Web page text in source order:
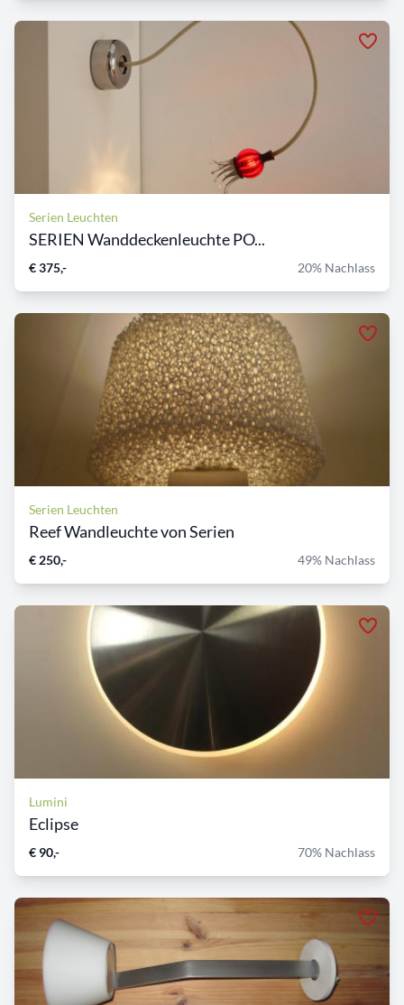
Serien Leuchten
SERIEN Wanddeckenleuchte PO...
€ 375,- 20% Nachlass
Serien Leuchten
Reef Wandleuchte von Serien
€ 250,- 49% Nachlass
Lumini
Eclipse
€ 90,- 70% Nachlass